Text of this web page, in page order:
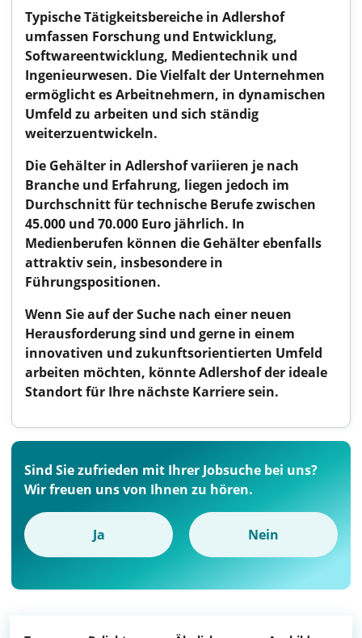
Typische Tätigkeitsbereiche in Adlershof
umfassen Forschung und Entwicklung,
Softwareentwicklung, Medientechnik und
Ingenieurwesen. Die Vielfalt der Unternehmen
ermöglicht es Arbeitnehmern, in dynamischen
Umfeld zu arbeiten und sich ständig
weiterzuentwickeln.
Die Gehälter in Adlershof variieren je nach
Branche und Erfahrung, liegen jedoch im
Durchschnitt für technische Berufe zwischen
45.000 und 70.000 Euro jährlich. In
Medienberufen können die Gehälter ebenfalls
attraktiv sein, insbesondere in
Führungspositionen.
Wenn Sie auf der Suche nach einer neuen
Herausforderung sind und gerne in einem
innovativen und zukunftsorientierten Umfeld
arbeiten möchten, könnte Adlershof der ideale
Standort für Ihre nächste Karriere sein.
Sind Sie zufrieden mit Ihrer Jobsuche bei uns?
Wir freuen uns von Ihnen zu hören.
Ja Nein